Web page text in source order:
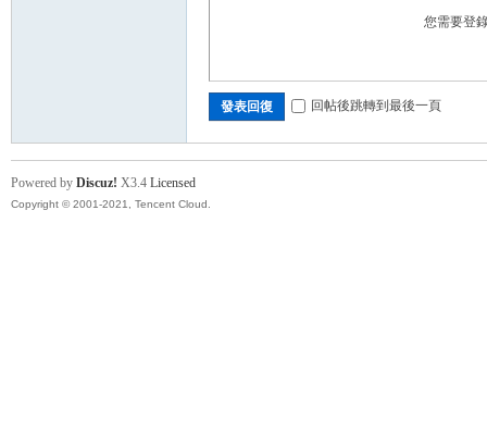
星
您需要登
發表回復 回帖後跳轉到最後一頁
Powered by Discuz! X3.4 Licensed
Copyright © 2001-2021, Tencent Cloud.